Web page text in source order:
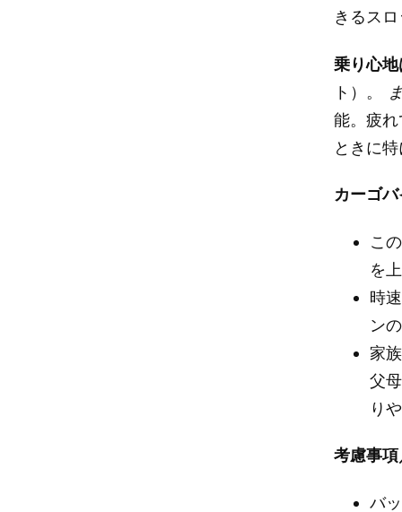
きるス
乗り心
ト）。
能。疲
ときに
カーゴ
こ
を
時
ン
家
父
り
考慮事
バ